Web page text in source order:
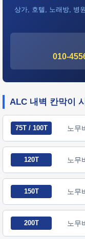
상가, 호텔, 노래방, 병
010-
ALC 내벽 칸막이
75T / 100T 노무
120T 노무
150T 노무
200T 노무